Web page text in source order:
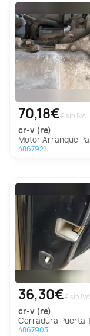
70,18€€ sin IVA
cr-v (re)
Motor Arranque Para
4867921
36,30€€ sin IVA
cr-v (re)
Cerradura Puerta Trasera Derecha
4867903